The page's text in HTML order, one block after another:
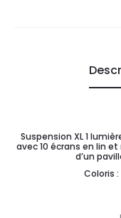
Suspension XL 1
avec 10 écrans en lin
d’un
Coloris